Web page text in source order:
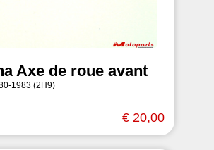
Axe de roue avant
1983 (2H9)
€ 20,00